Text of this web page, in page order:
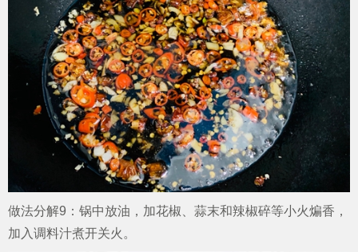
做法分解9：锅中放油，加花椒、蒜末和辣椒碎等小火煸香，
加入调料汁煮开关火。